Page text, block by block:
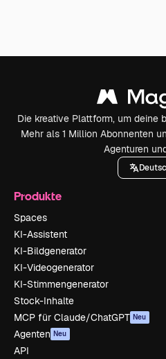
Die kreative Plattform, um deine
Mehr als 1 Million Abonnenten
Agenturen
Produkte
Spaces
KI-Assistent
KI-Bildgenerator
KI-Videogenerator
KI-Stimmengenerator
Stock-Inhalte
MCP für Claude/ChatGPT Neu
Agenten Neu
API